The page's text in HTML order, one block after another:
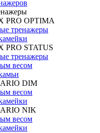
PRO OPTIMA
тренажеры
PRO STATUS
тренажеры
весом
DIM
весом
NIK
весом